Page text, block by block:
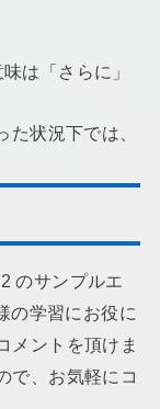
は「さらに」
た状況下では、
のサンプルエ
の学習にお役に
メントを頂けま
で、お気軽にコ